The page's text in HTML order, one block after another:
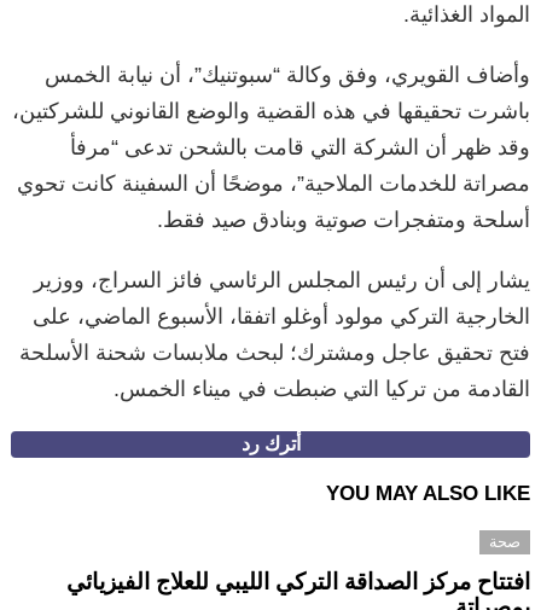
المواد الغذائية.
وأضاف القويري، وفق وكالة “سبوتنيك”، أن نيابة الخمس
باشرت تحقيقها في هذه القضية والوضع القانوني للشركتين،
وقد ظهر أن الشركة التي قامت بالشحن تدعى “مرفأ
مصراتة للخدمات الملاحية”، موضحًا أن السفينة كانت تحوي
أسلحة ومتفجرات صوتية وبنادق صيد فقط.
يشار إلى أن رئيس المجلس الرئاسي فائز السراج، ووزير
الخارجية التركي مولود أوغلو اتفقا، الأسبوع الماضي، على
فتح تحقيق عاجل ومشترك؛ لبحث ملابسات شحنة الأسلحة
القادمة من تركيا التي ضبطت في ميناء الخمس.
أُترك رد
YOU MAY ALSO LIKE
صحة
افتتاح مركز الصداقة التركي الليبي للعلاج الفيزيائي